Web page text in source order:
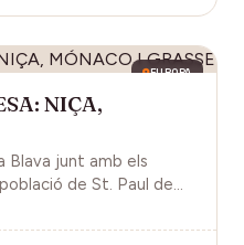
EUROPA
NIÇA,
Blava junt amb els
de St. Paul de